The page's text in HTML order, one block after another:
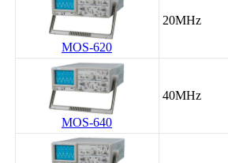
MOS-620
20MHz
MOS-640
40MHz